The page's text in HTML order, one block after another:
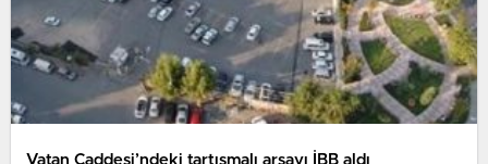
Vatan Caddesi’ndeki tartışmalı arsayı İBB aldı